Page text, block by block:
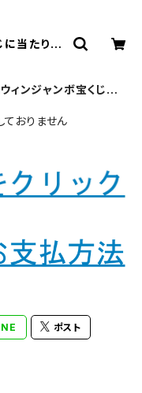
に当たりた
ィンジャンボ宝くじに
おりません
ポスト